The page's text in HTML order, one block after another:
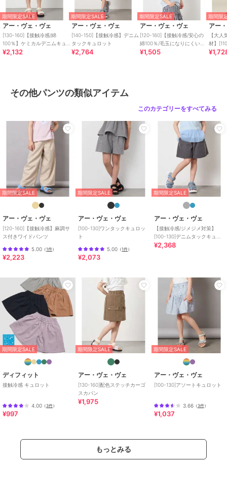
■商品のお気に入り登録（ハートマークをクリック）
再入荷通知や値下げ等、お得なご案内を受けることができます。
※WEB・一部店舗限定販売です。
※サンプルでの撮影となるため、実際にお届けする商品と仕様やサイ
の色味と異なって見える場合がございます。
商品の色味の目安は商品単体の画像をご参照ください。
期間限定セール開催中
ブランド アー・ヴェ・ヴェ
ショップ アー・ヴェ・ヴェ
商品カテゴリ パンツ ／その他パンツ
性別タイプ
ガールズ
カラー
ブルー、ライトブルー、ライトグ
サイズ 120,130,140,150,160
ライトブルー/ブルー/ライトグレ
ー：コットン 100%
商品のお取り扱い方法
特徴
綿・コットン素材
綿100％/ジ
ーンズ・デニム素材
その他パンツ
綿・コットン素材
洗える/
期間限定SALE
アー・ヴェ・ヴェ
[130-160]【接触冷感/綿
100％】ケミカルデニムキュ
ロット
¥2,132
期間限定SALE
アー・ヴェ・ヴェ
[140-150]【接触冷感】デニム
タックキュロット
¥2,764
期間限定SALE
アー・ヴェ・ヴェ
[120-160]【接触冷感/安心の
綿100％/毛玉になりにくい】
レースアップスリーブTシャ
¥1,505
期間限
アー
【大
材】
リーツ
その他パンツの類似アイテム
このカテゴリーをすべてみる
期間限定SALE
アー・ヴェ・ヴェ
[120-160]【接触冷感】麻調サ
ス付きワイドパンツ
5.00 （1件）
¥2,223
期間限定SALE
アー・ヴェ・ヴェ
[100-130]ワンタックキュロッ
ト
5.00 （1件）
¥2,073
期間限定SALE
アー・ヴェ・ヴェ
【接触冷感/ジメジメ対策】
[100-130]デニムタックキュロ
ット
¥2,368
期間限定SALE
ディフィット
接触冷感 キュロット
4.00 （3件）
¥997
期間限定SALE
アー・ヴェ・ヴェ
[130-160]配色ステッチカーゴ
スカパン
¥1,975
期間限定SALE
アー・ヴェ・ヴェ
[100-130]アソートキュロット
3.66（3件）
¥1,037
もっとみる